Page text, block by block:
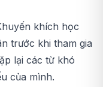
khích học
trước khi tham gia
lại các từ khó
của mình.